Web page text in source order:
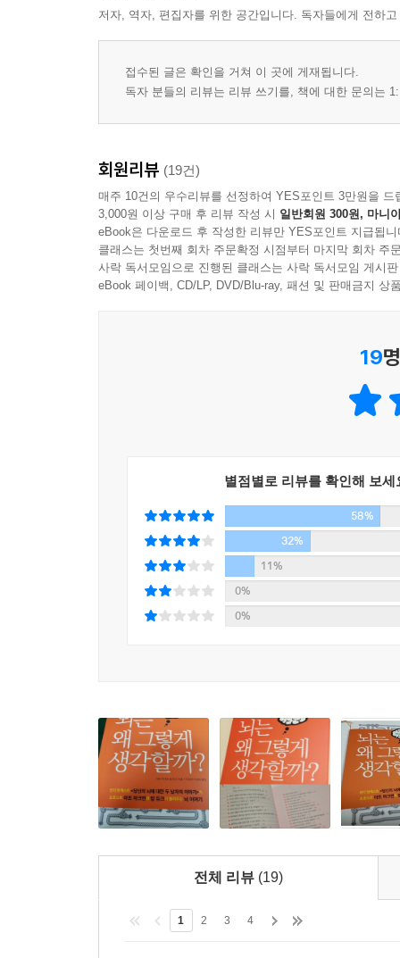
저자, 역자, 편집자를 위한 공간입니다. 독자들에게 전하
접수된 글은 확인을 거쳐 이 곳에 게재됩니다.
독자 분들의 리뷰는 리뷰 쓰기를, 책에 대한 문의는
회원리뷰 (19건)
매주 10건의 우수리뷰를 선정하여 YES포인트 3만원을 드
3,000원 이상 구매 후 리뷰 작성 시 일반회원 300원, 마니
eBook은 다운로드 후 작성한 리뷰만 YES포인트 지급됩니
클래스는 첫번째 회차 주문확정 시점부터 마지막 회차 주
사락 독서모임으로 진행된 클래스는 사락 독서모임 게시
eBook 페이백, CD/LP, DVD/Blu-ray, 패션 및 판매금지 상
19
별점별로 리뷰를 확인해 보세
58%
32%
11%
0%
0%
전체 리뷰 (19)
1 2 3 4